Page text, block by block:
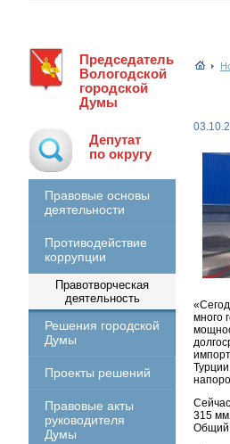
Председатель
Вологодской
городской
Думы
Депутат
по округу
Правовые основы
деятельности
Противодействие
коррупции
Правотворческая
деятельность
Решения городской
Думы
Проекты решений
Правовые акты
руководителя
Думы
много
315
Общий